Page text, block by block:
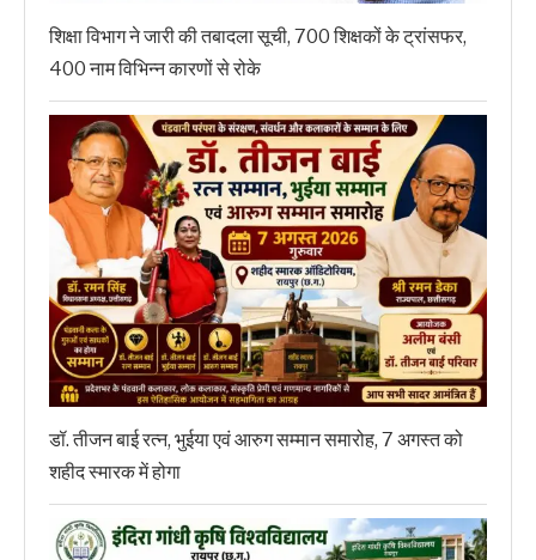
शिक्षा विभाग ने जारी की तबादला सूची, 700 शिक्षकों के ट्रांसफर,
400 नाम विभिन्न कारणों से रोके
डॉ. तीजन बाई रत्न, भुईया एवं आरुग सम्मान समारोह, 7 अगस्त को
शहीद स्मारक में होगा